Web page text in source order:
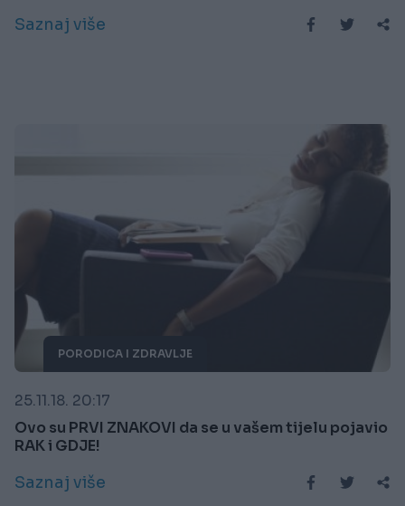
Saznaj više
PORODICA I ZDRAVLJE
25.11.18. 20:17
Ovo su PRVI ZNAKOVI da se u vašem tijelu pojavio
RAK i GDJE!
Saznaj više